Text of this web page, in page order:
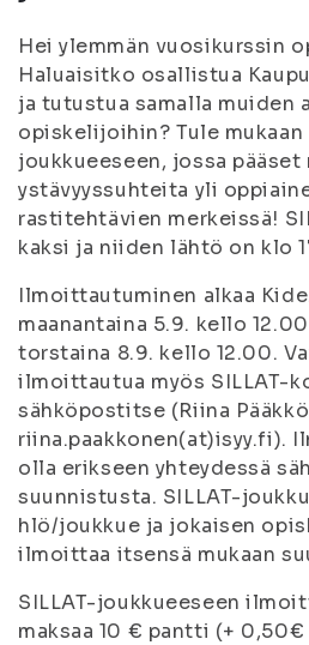
Hei ylemmän vuosikurssin
Haluaisitko osallistua
ja tutustua samalla muiden
opiskelijoihin? Tule mukaan
joukkueeseen, jossa pääset
ystävyyssuhteita yli
rastitehtävien merkeissä!
kaksi ja niiden lähtö on klo
Ilmoittautuminen alkaa
maanantaina 5.9. kello
torstaina 8.9. kello 12.00.
ilmoittautua myös SILLAT-
sähköpostitse (Riina
riina.paakkonen(at)isyy.fi).
olla erikseen yhteydessä
suunnistusta. SILLAT-
hlö/joukkue ja jokaisen
ilmoittaa itsensä mukaan
SILLAT-joukkueeseen
maksaa 10 € pantti (+